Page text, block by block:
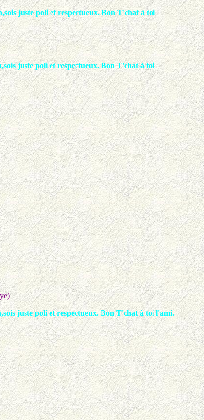
juste poli et respectueux. Bon T'chat à toi
juste poli et respectueux. Bon T'chat à toi
juste poli et respectueux. Bon T'chat à toi l'ami.